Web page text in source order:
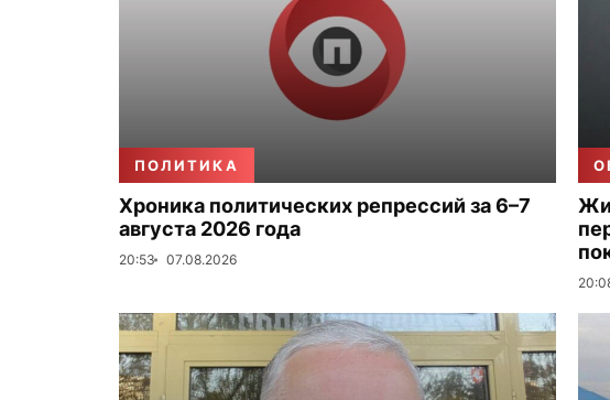
ПОЛИТИКА
Хроника политических репрессий за 6–7
августа 2026 года
20:53 07.08.2026